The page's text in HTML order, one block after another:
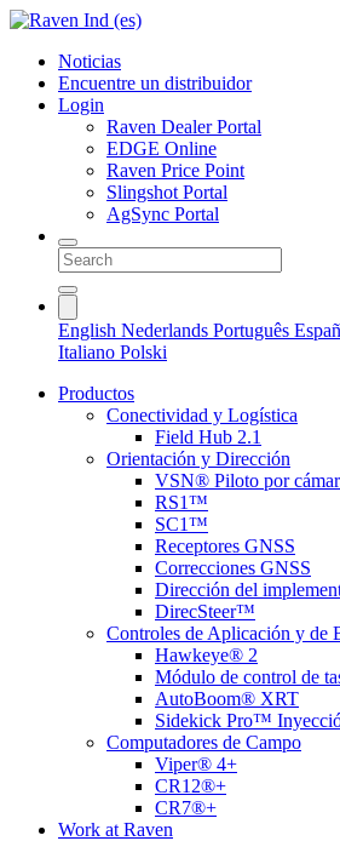
Noticias
Encuentre un distribuidor
Login
Raven Dealer Portal
EDGE Online
Raven Price Point
Slingshot Portal
AgSync Portal
English Nederlands Português
Italiano Polski
Productos
Conectividad y Logística
Field Hub 2.1
Orientación y Dirección
VSN® Piloto por
RS1™
SC1™
Receptores GNSS
Correcciones GNSS
Dirección del
DirecSteer™
Controles de Aplicación y de
Hawkeye® 2
Módulo de control de
AutoBoom® XRT
Sidekick Pro™
Computadores de Campo
Viper® 4+
CR12®+
CR7®+
Work at Raven